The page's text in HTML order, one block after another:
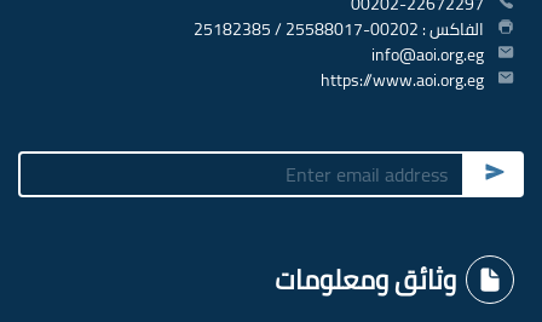
الفاكس : 00202-25588017 / 25182385
info@aoi.org.eg
https://www.aoi.org.eg
Submit
وثائق ومعلومات